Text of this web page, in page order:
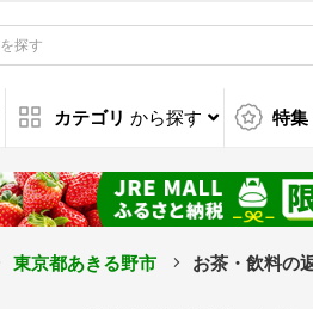
カテゴリ から探す 特集
東京都あきる野市 お茶・飲料の